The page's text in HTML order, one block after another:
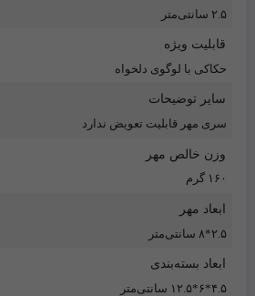
۲.۵ سانتی‌متر
قابلیت ویژه
حکاکی با لوگوی دلخواه
سایر توضیحات
سری مهر قابلیت تعویض ندارد
وزن خالص مهر
۱۶۰ گرم
ابعاد مهر
۲.۵*۸ سانتی‌متر
ابعاد بسته‌بندی
۴.۵*۶*۱۲.۵ سانتی‌متر